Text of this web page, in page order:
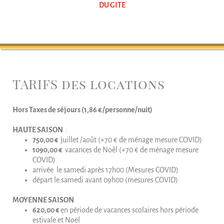
DU GITE
TARIFS des locations
Hors Taxes de séjours (1,86 € /personne/nuit)
HAUTE SAISON :
750,00 € juillet /août (+70 € de ménage mesure COVID)
1090,00 € vacances de Noêl (+70 € de ménage mesure
COVID)
arrivée le samedi après 17h00 (Mesures COVID)
départ le samedi avant 09h00 (mesures COVID)
MOYENNE SAISON
620,00 €en période de vacances scolaires hors période
estivale et Noël